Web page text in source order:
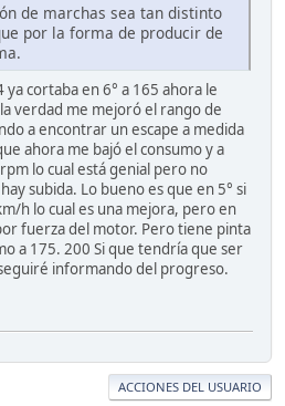
de marchas sea tan distinto
por la forma de producir de
cortaba en 6° a 165 ahora le
verdad me mejoró el rango de
a encontrar un escape a medida
ahora me bajó el consumo y a
lo cual está genial pero no
subida. Lo bueno es que en 5° si
h lo cual es una mejora, pero en
fuerza del motor. Pero tiene pinta
a 175. 200 Si que tendría que ser
informando del progreso.
ACCIONES DEL USUARIO